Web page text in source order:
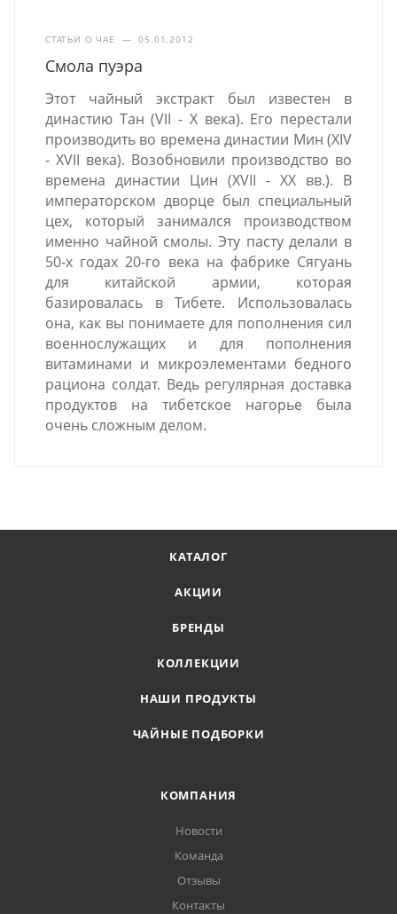
СТАТЬИ О ЧАЕ — 05.01.2012
Смола пуэра
Этот чайный экстракт был известен в
династию Тан (VII - X века). Его перестали
производить во времена династии Мин (XIV
- XVII века). Возобновили производство во
времена династии Цин (XVII - XX вв.). В
императорском дворце был специальный
цех, который занимался производством
именно чайной смолы. Эту пасту делали в
50-х годах 20-го века на фабрике Сягуань
для китайской армии, которая
базировалась в Тибете. Использовалась
она, как вы понимаете для пополнения сил
военнослужащих и для пополнения
витаминами и микроэлементами бедного
рациона солдат. Ведь регулярная доставка
продуктов на тибетское нагорье была
очень сложным делом.
КАТАЛОГ
АКЦИИ
БРЕНДЫ
КОЛЛЕКЦИИ
НАШИ ПРОДУКТЫ
ЧАЙНЫЕ ПОДБОРКИ
КОМПАНИЯ
Новости
Команда
Отзывы
Контакты